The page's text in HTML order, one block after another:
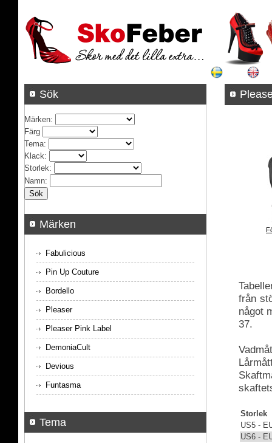
från
något
37.
Storlek
US5 -
US6 -
Sök
Märken:
Färg
Tema:
Klack:
Storlek:
Namn:
Märken
Fabulicious
Pin Up Couture
Bordello
Pleaser
Pleaser Pink Label
DemoniaCult
Devious
Funtasma
Tema